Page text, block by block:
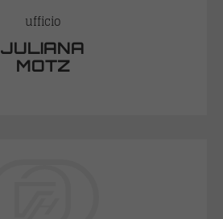
ufficio
JULIANA
MOTZ